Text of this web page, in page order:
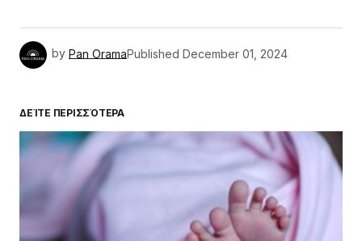
by Pan OramaPublished December 01, 2024
ΔΕΊΤΕ ΠΕΡΙΣΣΌΤΕΡΑ